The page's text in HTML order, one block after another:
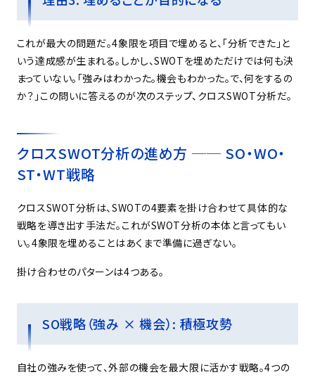
これが最大の問題だ。4象限を項目で埋めると、「分析できた」と
いう達成感が生まれる。しかし、SWOTを埋めただけでは何も決
まっていない。「強みはわかった。機会もわかった。で、何をするの
か？」――この問いに答えるのが次のステップ、クロスSWOT分析だ。
クロスSWOT分析の進め方 ── SO・WO・
ST・WT戦略
クロスSWOT分析は、SWOTの4要素を掛け合わせて具体的な
戦略を導き出す手法だ。これがSWOT分析の本体と言ってもい
い。4象限を埋めることはあくまで準備に過ぎない。
掛け合わせのパターンは4つある。
SO戦略（強み × 機会）: 積極攻勢
自社の強みを使って、外部の機会を最大限に活かす戦略。4つの